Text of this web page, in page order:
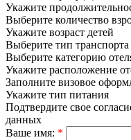
Укажите
Выберите количество
Укажите возраст детей
Выберите тип транспорта
Выберите категорию
Укажите расположение
Заполните визовое
Укажите тип питания
Подтвердите свое
данных
Ваше имя: *